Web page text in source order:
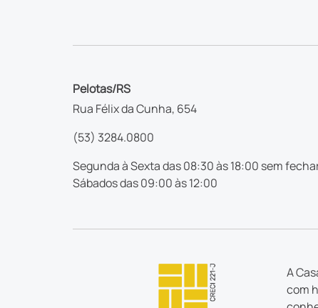
Pelotas/RS
Rua Félix da Cunha, 654
(53) 3284.0800
Segunda à Sexta das 08:30 às 18:00 sem
Sábados das 09:00 às 12:00
A
com